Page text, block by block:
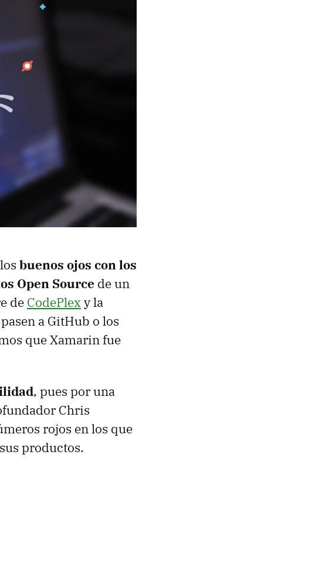
buenos ojos con los
Open Source de un
de CodePlexy la
a GitHub o los
que Xamarin fue
, pues por una
Chris
rojos en los que
productos.